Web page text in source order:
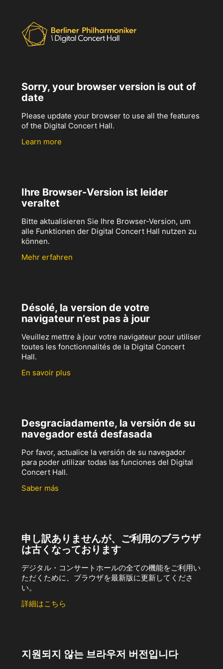
Sorry, your browser version is out of
date
Please update your browser to use all the features
of the Digital Concert Hall.
Learn more
Ihre Browser-Version ist leider
veraltet
Bitte aktualisieren Sie Ihre Browser-Version, um
alle Funktionen der Digital Concert Hall nutzen zu
können.
Mehr erfahren
Désolé, la version de votre
navigateur n’est pas à jour
Veuillez mettre à jour votre navigateur pour utiliser
toutes les fonctionnalités de la Digital Concert
Hall.
En savoir plus
Desgraciadamente, la versión de su
navegador está desfasada
Por favor, actualice la versión de su navegador
para poder utilizar todas las funciones del Digital
Concert Hall.
Saber más
申し訳ありませんが、ご利用のブラウザ
は古くなっております
デジタル・コンサートホールの全ての機能をご利用い
ただくために、ブラウザを最新版に更新してくださ
い。
詳細はこちら
지원되지 않는 브라우저 버전입니다